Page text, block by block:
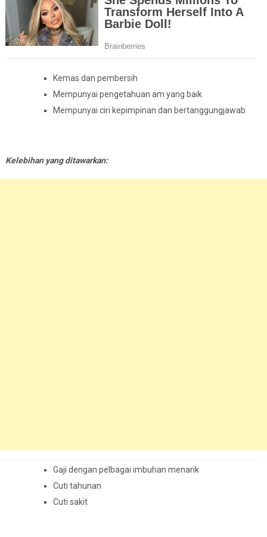
Kemas dan pembersih
Mempunyai pengetahuan am yang baik
Mempunyai ciri kepimpinan dan bertanggungjawab
Kelebihan yang ditawarkan:
Gaji dengan pelbagai imbuhan menarik
Cuti tahunan
Cuti sakit